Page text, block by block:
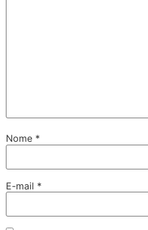
Nome *
E-mail *